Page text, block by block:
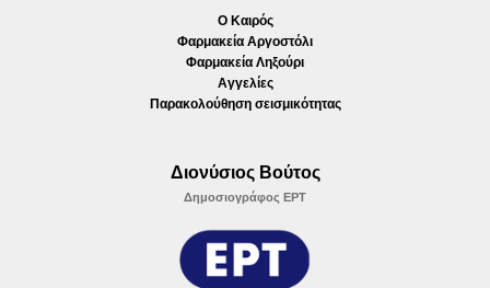
Ο Καιρός
Φαρμακεία Αργοστόλι
Φαρμακεία Ληξούρι
Αγγελίες
Παρακολούθηση σεισμικότητας
Διονύσιος Βούτος
Δημοσιογράφος ΕΡΤ